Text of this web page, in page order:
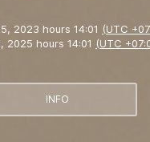
2023 hours 14:01 (UTC
2025 hours 14:01 (UTC
INFO